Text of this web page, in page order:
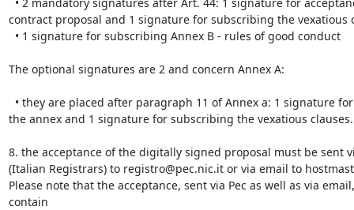
contract proposal and 1 signature for subscribing the vexatious
The optional signatures are 2 and concern Annex A:
the annex and 1 signature for subscribing the vexatious clauses.
8. the acceptance of the digitally signed proposal must be sent
(Italian Registrars) to registro@pec.nic.it or via email to
Please note that the acceptance, sent via Pec as well as via
contain